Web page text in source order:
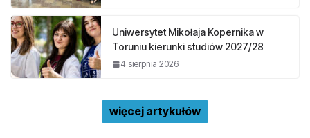
Uniwersytet Mikołaja Kopernika w
Toruniu kierunki studiów 2027/28
4 sierpnia 2026
więcej artykułów